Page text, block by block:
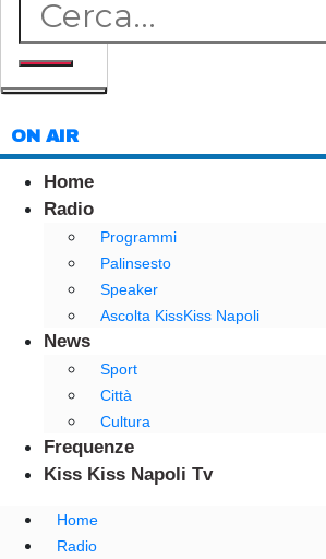
ON AIR
Home
Radio
Programmi
Palinsesto
Speaker
Ascolta KissKiss Napoli
News
Sport
Città
Cultura
Frequenze
Kiss Kiss Napoli Tv
Home
Radio